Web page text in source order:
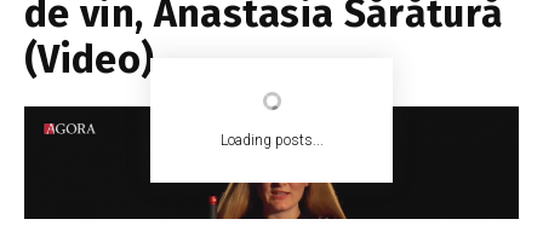
Loading posts...
de vin, Anastasia Sărătură
(Video)